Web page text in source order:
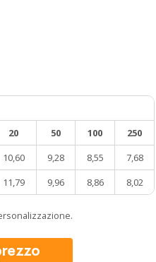
20 50 100
250
10,60 9,28 8,55
7,68
11,79 9,96 8,86 8,02